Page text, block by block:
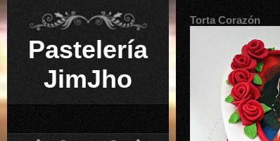
Pastelería
JimJho
Torta Corazón